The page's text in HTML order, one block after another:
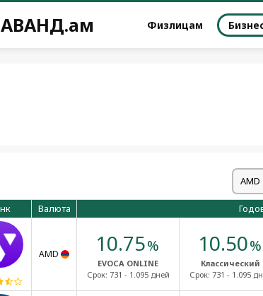
АВАНД.ам Физлицам
AMD
Валюта
AMD 10.75%
EVOCA ONLINE
Срок: 731 - 1.095 дней
10.50%
Классический
Срок: 731 - 1.095